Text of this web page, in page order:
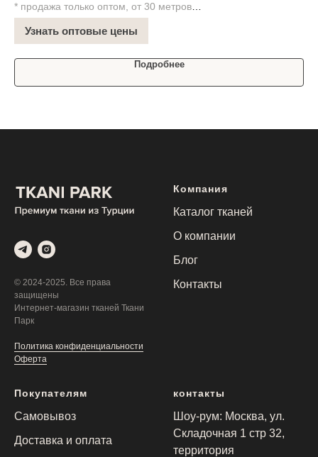
* продажа только оптом, от 30 метров
Узнать оптовые цены
Подробнее
© 2024-2025. Все права
защищены
Интернет-магазин тканей Ткани
Парк
Политика конфиденциальности
Оферта
Компания
Каталог тканей
О компании
Блог
Контакты
Покупателям
Самовывоз
Доставка и оплата
контакты
Шоу-рум: Москва, ул.
Складочная 1 стр 32,
территория